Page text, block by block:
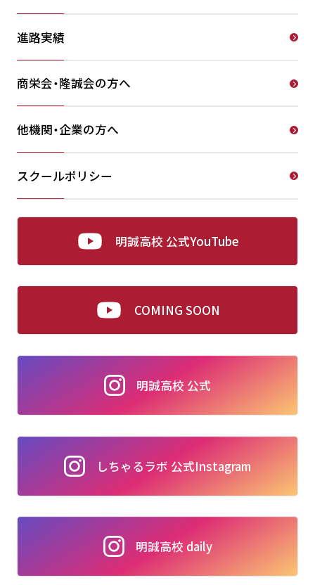
進路実績
商栄会・隆誠会の方へ
他機関・企業の方へ
スクールポリシー
明誠高校 公式YouTube
COMING SOON
明誠高校 公式
しちゃるラボ 公式Instagram
明誠高校 daily